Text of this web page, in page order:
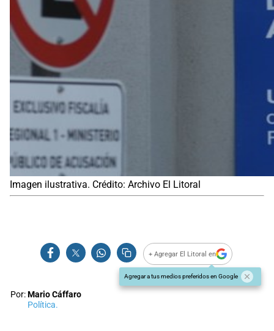
Imagen ilustrativa. Crédito: Archivo El Litoral
+ Agregar El Litoral en
Agregar a tus medios preferidos en Google
Por:Mario Cáffaro
Política.